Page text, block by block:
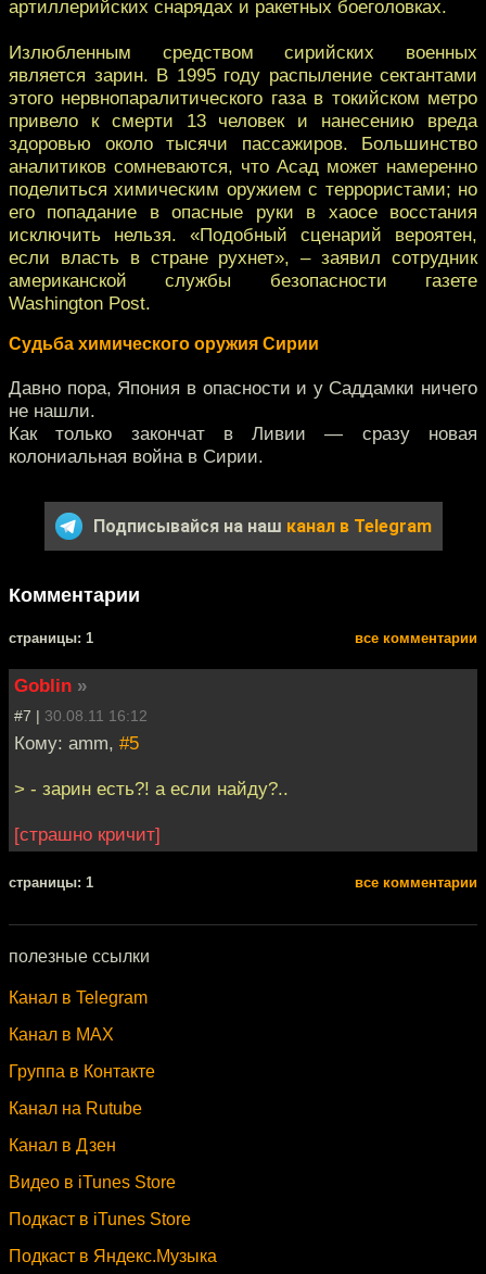
артиллерийских снарядах и ракетных боеголовках.
Излюбленным средством сирийских военных
является зарин. В 1995 году распыление сектантами
этого нервнопаралитического газа в токийском метро
привело к смерти 13 человек и нанесению вреда
здоровью около тысячи пассажиров. Большинство
аналитиков сомневаются, что Асад может намеренно
поделиться химическим оружием с террористами; но
его попадание в опасные руки в хаосе восстания
исключить нельзя. «Подобный сценарий вероятен,
если власть в стране рухнет», – заявил сотрудник
американской службы безопасности газете
Washington Post.
Судьба химического оружия Сирии
Давно пора, Япония в опасности и у Саддамки ничего
не нашли.
Как только закончат в Ливии — сразу новая
колониальная война в Сирии.
Подписывайся на наш канал в Telegram
Комментарии
cтраницы: 1 все комментарии
Goblin »
#7 | 30.08.11 16:12
Кому: amm, #5
> - зарин есть?! а если найду?..
[страшно кричит]
cтраницы: 1 все комментарии
полезные ссылки
Канал в Telegram
Канал в MAX
Группа в Контакте
Канал на Rutube
Канал в Дзен
Видео в iTunes Store
Подкаст в iTunes Store
Подкаст в Яндекс.Музыка